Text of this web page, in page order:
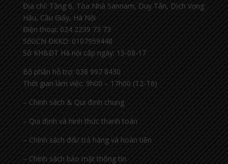
Địa chỉ: Tầng 6, Tòa Nhà Sannam, Duy Tân, Dịch Vọng
Hậu, Cầu Giấy, Hà Nội
Điện thoại: 024 2239 73 73
SốGCN ĐKKD: 0107959448
Sở KH&ĐT Hà nội cấp ngày: 15-08-17
Bộ phận hỗ trợ: 038 997 8430
Thời gian làm việc: 9h00 – 17h00 (T2-T6)
– Chính sách & Qui định chung
– Qui định và hình thức thanh toán
– Chính sách đổi/ trả hàng và hoàn tiền
– Chính sách bảo mật thông tin